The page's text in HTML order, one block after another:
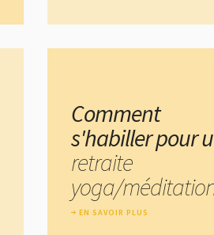
Comment
s'habiller pour
retraite
yoga/
EN SAVOIR PLUS